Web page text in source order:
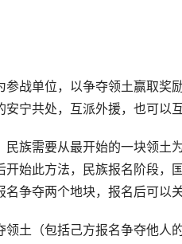
战单位，以争夺领土赢取奖
安宁共处，互派外援，也可以
民族需要从最开始的一块领土
开始此方法，民族报名阶段，
争夺两个地块，报名后可以
领土（包括己方报名争夺他人